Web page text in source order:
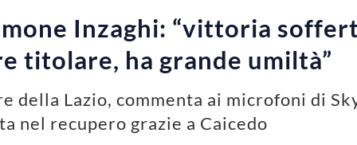
Inzaghi: “vittoria
titolare, ha grande umiltà”
della Lazio, commenta ai microfoni di
nel recupero grazie a Caicedo